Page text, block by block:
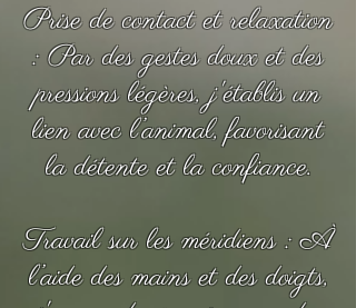
Prise de contact et relaxation
: Par des gestes doux et des
pressions légères, j'établis un
lien avec l’animal, favorisant
la détente et la confiance.
Travail sur les méridiens : À
l’aide des mains et des doigts,